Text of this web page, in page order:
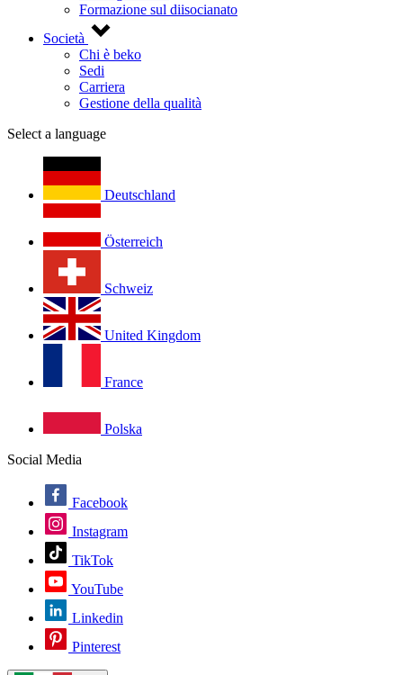
Formazione sul diisocianato
Società
Chi è beko
Sedi
Carriera
Gestione della qualità
Select a language
Deutschland
Österreich
Schweiz
United Kingdom
France
Polska
Social Media
Facebook
Instagram
TikTok
YouTube
Linkedin
Pinterest